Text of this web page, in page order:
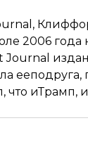
2006 года
ееподруга,
что